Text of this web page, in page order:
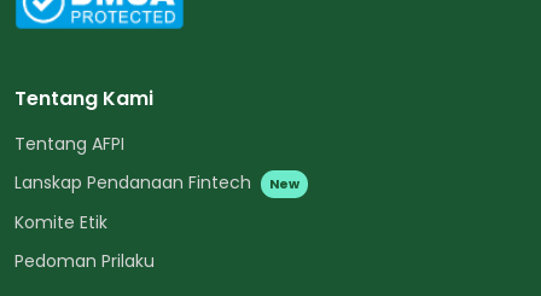
Tentang Kami
Tentang AFPI
Lanskap Pendanaan Fintech
New
Komite Etik
Pedoman Prilaku